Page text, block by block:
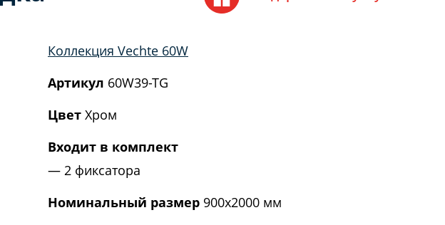
Коллекция Vechte 60W
Артикул 60W39-TG
Цвет Хром
Входит в комплект
2 фиксатора
Номинальный размер 900x2000 мм